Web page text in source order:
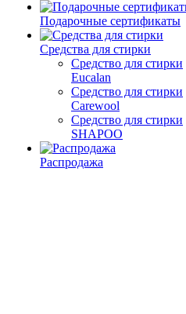
Подарочные сертификаты
Средства для стирки
Средство для стирки
Eucalan
Средство для стирки
Carewool
Средство для стирки
SHAPOO
Распродажа